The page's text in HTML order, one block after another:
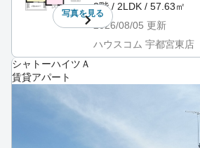
写真を見る
2階 / 2LDK / 57.63㎡
2026/08/05 更新
ハウスコム 宇都宮東店
シャトーハイツＡ
賃貸アパート